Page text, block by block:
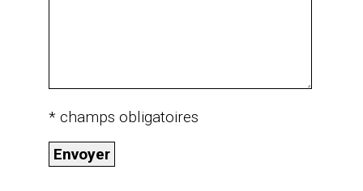
* champs obligatoires